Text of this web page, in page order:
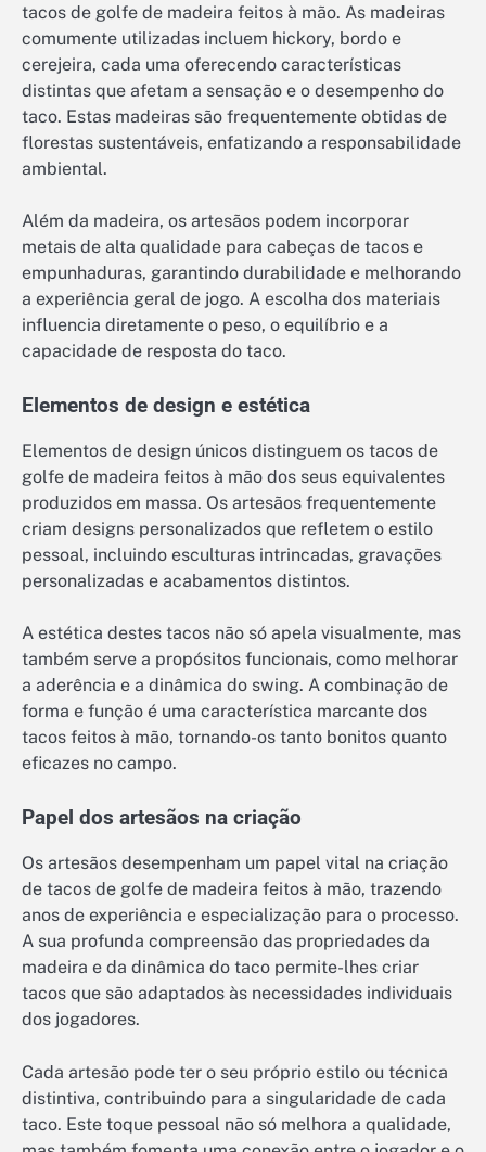
tacos de golfe de madeira feitos à mão. As madeiras
comumente utilizadas incluem hickory, bordo e
cerejeira, cada uma oferecendo características
distintas que afetam a sensação e o desempenho do
taco. Estas madeiras são frequentemente obtidas de
florestas sustentáveis, enfatizando a responsabilidade
ambiental.
Além da madeira, os artesãos podem incorporar
metais de alta qualidade para cabeças de tacos e
empunhaduras, garantindo durabilidade e melhorando
a experiência geral de jogo. A escolha dos materiais
influencia diretamente o peso, o equilíbrio e a
capacidade de resposta do taco.
Elementos de design e estética
Elementos de design únicos distinguem os tacos de
golfe de madeira feitos à mão dos seus equivalentes
produzidos em massa. Os artesãos frequentemente
criam designs personalizados que refletem o estilo
pessoal, incluindo esculturas intrincadas, gravações
personalizadas e acabamentos distintos.
A estética destes tacos não só apela visualmente, mas
também serve a propósitos funcionais, como melhorar
a aderência e a dinâmica do swing. A combinação de
forma e função é uma característica marcante dos
tacos feitos à mão, tornando-os tanto bonitos quanto
eficazes no campo.
Papel dos artesãos na criação
Os artesãos desempenham um papel vital na criação
de tacos de golfe de madeira feitos à mão, trazendo
anos de experiência e especialização para o processo.
A sua profunda compreensão das propriedades da
madeira e da dinâmica do taco permite-lhes criar
tacos que são adaptados às necessidades individuais
dos jogadores.
Cada artesão pode ter o seu próprio estilo ou técnica
distintiva, contribuindo para a singularidade de cada
taco. Este toque pessoal não só melhora a qualidade,